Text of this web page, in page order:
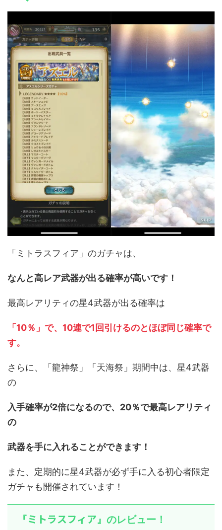
「ミトラスフィア」のガチャは、
なんと高レア武器が出る確率が高いです！
最高レアリティの星4武器が出る確率は
「10％」で、10連で1回引けるのとほぼ同じ確率で
す。
さらに、「龍神祭」「天海祭」期間中は、星4武器
の
入手確率が2倍になるので、20％で最高レアリティ
の
武器を手に入れることができます！
また、定期的に星4武器が必ず手に入る初心者限定
ガチャも開催されています！
『ミトラスフィア』のレビュー！